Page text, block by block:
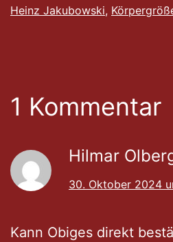
Heinz Jakubowski,
1 Kommentar
Hilmar
30. Oktober 2024
Kann Obiges direkt